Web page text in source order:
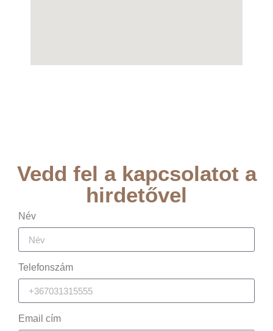
Vedd fel a kapcsolatot a
hirdetővel
Név
Telefonszám
Email cím